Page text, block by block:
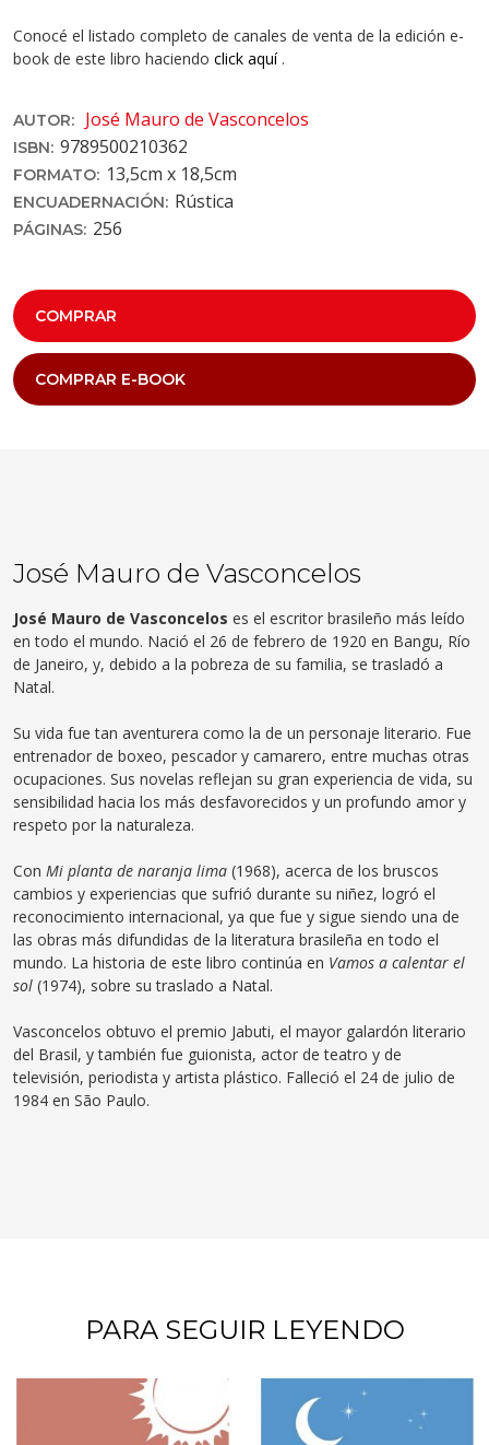
Conocé el listado completo de canales de venta de la edición e-
book de este libro haciendo click aquí.
AUTOR: José Mauro de Vasconcelos
ISBN: 9789500210362
FORMATO: 13,5cm x 18,5cm
ENCUADERNACIÓN: Rústica
PÁGINAS: 256
COMPRAR
COMPRAR E-BOOK
José Mauro de Vasconcelos
José Mauro de Vasconcelos es el escritor brasileño más leído
en todo el mundo. Nació el 26 de febrero de 1920 en Bangu, Río
de Janeiro, y, debido a la pobreza de su familia, se trasladó a
Natal.
Su vida fue tan aventurera como la de un personaje literario. Fue
entrenador de boxeo, pescador y camarero, entre muchas otras
ocupaciones. Sus novelas reflejan su gran experiencia de vida, su
sensibilidad hacia los más desfavorecidos y un profundo amor y
respeto por la naturaleza.
Con Mi planta de naranja lima (1968), acerca de los bruscos
cambios y experiencias que sufrió durante su niñez, logró el
reconocimiento internacional, ya que fue y sigue siendo una de
las obras más difundidas de la literatura brasileña en todo el
mundo. La historia de este libro continúa en Vamos a calentar el
sol (1974), sobre su traslado a Natal.
Vasconcelos obtuvo el premio Jabuti, el mayor galardón literario
del Brasil, y también fue guionista, actor de teatro y de
televisión, periodista y artista plástico. Falleció el 24 de julio de
1984 en São Paulo.
PARA SEGUIR LEYENDO